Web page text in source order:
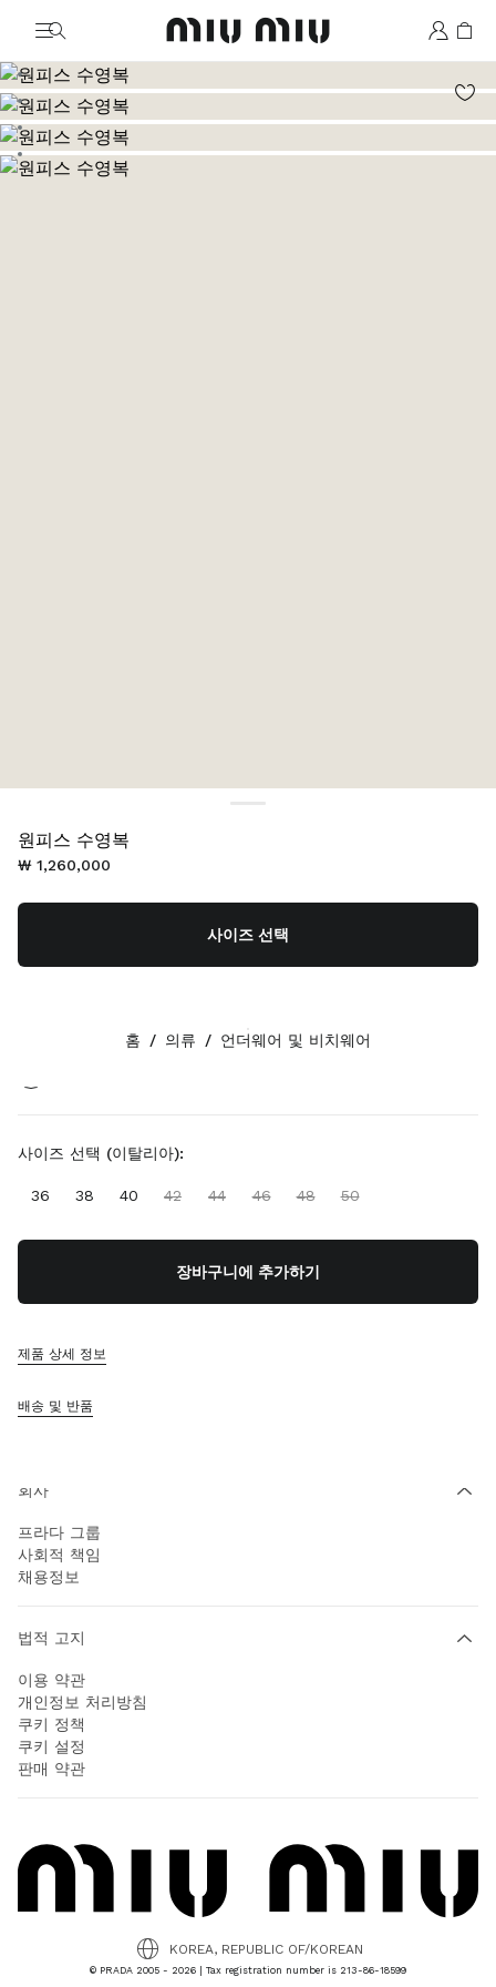
MiuMiu logo
이미지로 이동 1
이미지로 이동 2
이미지로 이동 3
이미지로 이동 4
이미지로 이동 5
원피스 수영복
₩ 1,260,000
사이즈 선택
사이즈 선택 (이탈리아):
36 38 40 42 44 46 48 50
장바구니에 추가하기
제품 상세 정보
배송 및 반품
홈 / 의류 / 언더웨어 및 비치웨어
연락처
080-522-7198
매장 찾기
미우미우 서비스
FAQ
회사
프라다 그룹
사회적 책임
채용정보
법적 고지
이용 약관
개인정보 처리방침
쿠키 정책
쿠키 설정
판매 약관
© PRADA 2005 - 2026 | Tax registration number is 213-86-18599
KOREA, REPUBLIC OF/KOREAN